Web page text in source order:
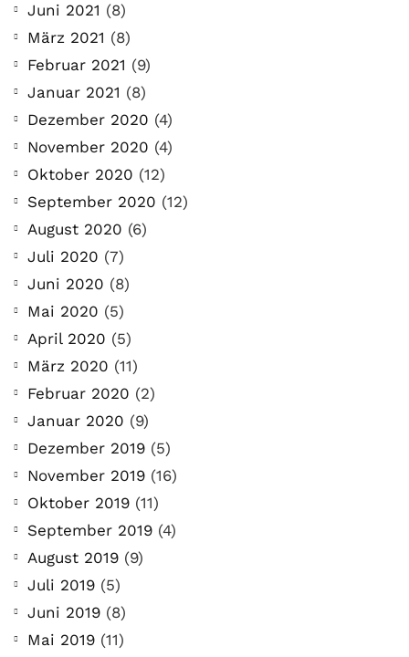
Juni 2021 (8)
März 2021 (8)
Februar 2021 (9)
Januar 2021 (8)
Dezember 2020 (4)
November 2020 (4)
Oktober 2020 (12)
September 2020 (12)
August 2020 (6)
Juli 2020 (7)
Juni 2020 (8)
Mai 2020 (5)
April 2020 (5)
März 2020 (11)
Februar 2020 (2)
Januar 2020 (9)
Dezember 2019 (5)
November 2019 (16)
Oktober 2019 (11)
September 2019 (4)
August 2019 (9)
Juli 2019 (5)
Juni 2019 (8)
Mai 2019 (11)